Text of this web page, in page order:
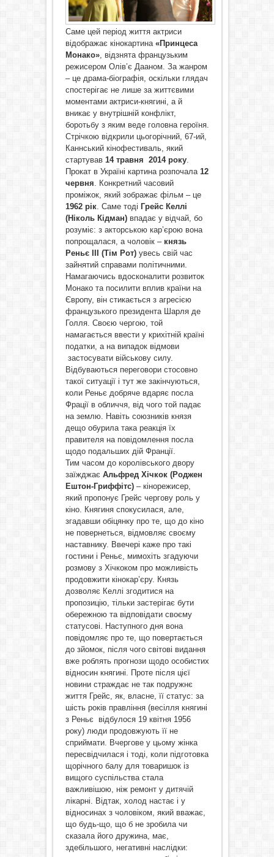
Саме цей період життя актриси
відображає кінокартина «Принцеса
Монако», відзнята французьким
режисером Олів’є Дааном. За жанром
– це драма-біографія, оскільки глядач
спостерігає не лише за життєвими
моментами актриси-княгині, а й
вникає у внутрішній конфлікт,
боротьбу з яким веде головна героїня.
Стрічкою відкрили цьогорічний, 67-ий,
Каннський кінофестиваль, який
стартував 14 травня 2014 року.
Прокат в Україні картина розпочала 12
червня . Конкретний часовий
проміжок, який зображає фільм – це
1962 рік. Саме тоді Грейс Келлі
(Ніколь Кідман)впадає у відчай, бо
розуміє: з акторською кар’єрою вона
попрощалася, а чоловік – князь
Реньє ІІІ (Тім Рот)увесь свій час
зайнятий справами політичними.
Намагаючись вдосконалити розвиток
Монако та посилити вплив країни на
Європу, він стикається з агресією
французького президента Шарля де
Голля. Своєю чергою, той
намагається ввести у крихітній країні
податки, а на випадок відмови
застосувати військову силу.
Відбуваються переговори стосовно
такої ситуації і тут же закінчуються,
коли Реньє добряче вдаряє посла
Фрації в обличчя, від чого той падає
на землю. Навіть союзників князя
дещо обурила така реакція їх
правителя на повідомлення посла
щодо подальших дій Франції.
Тим часом до королівського двору
заїжджає Альфред Хічкок (Роджен
Ештон-Гриффітс)– кінорежисер,
який пропонує Грейс чергову роль у
кіно. Княгиня спокусилася, але,
згадавши обіцянку про те, що до кіно
не повернеться, відмовляє своєму
наставнику. Ввечері каже про такі
гостини і Реньє, мимохіть згадуючи
розмову з Хічкоком про можливість
продовжити кінокар’єру. Князь
дозволяє Келлі згодитися на
пропозицію, тільки застерігає бути
обережною та відповідати своєму
статусові. Наступного дня вона
повідомляє про те, що повертається
до зйомок, після чого світові видання
вже роблять прогнози щодо особистих
відносин княгині. Проте після цієї
новини страждає не так подружнє
життя Грейс, як, власне, її статус: за
шість років правління (весілля княгині
з Реньє відбулося 19 квітня 1956
року) люди продовжують її не
сприймати. Вчергове у цьому жінка
пересвідчилася і тоді, коли підготовка
щорічного балу для товаришок із
вищого суспільства стала
важливішою, ніж ремонт у дитячій
лікарні. Відтак, холод настає і у
відносинах з чоловіком, який вважає,
що будь-що, що б не зробила чи
сказала його дружина, має,
здебільшого, негативні наслідки: